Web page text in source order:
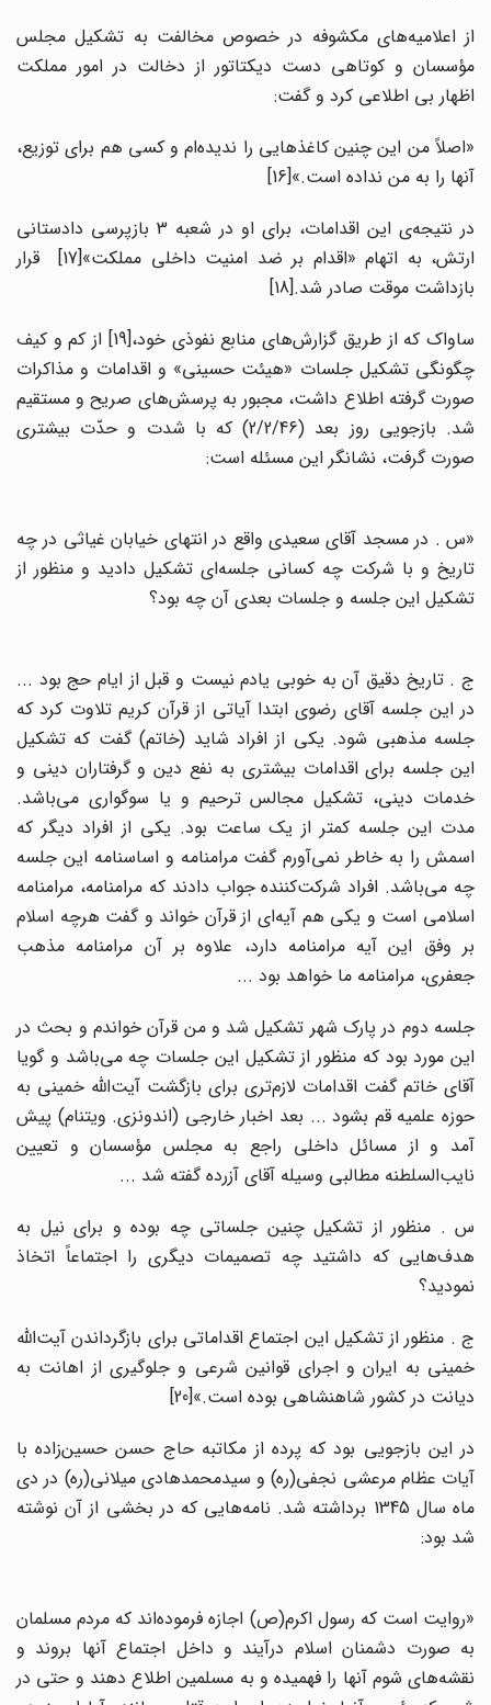
از اعلامیه‌های مکشوفه در خصوص مخالفت به تشکیل مجلس
مؤسسان و کوتاهی دست دیکتاتور از دخالت در امور مملکت
اظهار بی اطلاعی کرد و گفت:
«اصلاً من این‌ چنین کاغذهایی را ندیده‌ام و کسی هم برای توزیع،
آنها را به من نداده است.»[16]
در نتیجه‌ی این اقدامات، برای او در شعبه 3 بازپرسی دادستانی
ارتش، به اتهام «اقدام بر ضد امنیت داخلی مملکت»[17] قرار
بازداشت موقت صادر شد.[18]
ساواک که از طریق گزارش‌های منابع نفوذی خود،[19] از کم و کیف
چگونگی تشکیل جلسات «هیئت حسینی» و اقدامات و مذاکرات
صورت گرفته اطلاع داشت، مجبور به پرسش‌های صریح و مستقیم
شد. بازجویی روز بعد (2/2/46) که با شدت و حدّت بیشتری
صورت گرفت، نشانگر این مسئله است:
«س . در مسجد آقای سعیدی واقع در انتهای خیابان غیاثی در چه
تاریخ و با شرکت چه کسانی جلسه‌ای تشکیل دادید و منظور از
تشکیل این جلسه و جلسات بعدی آن چه بود؟
ج . تاریخ دقیق آن به خوبی یادم نیست و قبل از ایام حج بود ...
در این جلسه آقای رضوی ابتدا آیاتی از قرآن کریم تلاوت کرد که
جلسه مذهبی شود. یکی از افراد شاید (خاتم) گفت که تشکیل
این جلسه برای اقدامات بیشتری به نفع دین و گرفتاران دینی و
خدمات دینی، تشکیل مجالس ترحیم و یا سوگواری می‌باشد.
مدت این جلسه کمتر از یک ساعت بود. یکی از افراد دیگر که
اسمش را به خاطر نمی‌آورم گفت مرامنامه و اساسنامه این جلسه
چه می‌باشد. افراد شرکت‌کننده جواب دادند که مرامنامه، مرامنامه
اسلامی است و یکی هم آیه‌ای از قرآن خواند و گفت هرچه اسلام
بر وفق این آیه مرامنامه دارد، علاوه بر آن مرامنامه مذهب
جعفری، مرامنامه ما خواهد بود ...
جلسه دوم در پارک شهر تشکیل شد و من قرآن خواندم و بحث در
این مورد بود که منظور از تشکیل این جلسات چه می‌باشد و گویا
آقای خاتم گفت اقدامات لازم‌تری برای بازگشت آیت‌الله خمینی به
حوزه علمیه قم بشود ... بعد اخبار خارجی (اندونزی. ویتنام) پیش
آمد و از مسائل داخلی راجع به مجلس مؤسسان و تعیین
نایب‌السلطنه مطالبی وسیله آقای آزرده گفته شد ...
س . منظور از تشکیل چنین جلساتی چه بوده و برای نیل به
هدف‌هایی که داشتید چه تصمیمات دیگری را اجتماعاً اتخاذ
نمودید؟
ج . منظور از تشکیل این اجتماع اقداماتی برای بازگرداندن آیت‌الله
خمینی به ایران و اجرای قوانین شرعی و جلوگیری از اهانت به
دیانت در کشور شاهنشاهی بوده است.»[20]
در این بازجویی بود که پرده از مکاتبه حاج حسن حسین‌زاده با
آیات عظام مرعشی نجفی(ره) و سیدمحمدهادی میلانی(ره) در دی
ماه سال 1345 برداشته شد. نامه‌هایی که در بخشی از آن نوشته
شد بود:
«روایت است که رسول اکرم(ص) اجازه فرموده‌اند که مردم مسلمان
به صورت دشمنان اسلام درآیند و داخل اجتماع آنها بروند و
نقشه‌های شوم آنها را فهمیده و به مسلمین اطلاع دهند و حتی در